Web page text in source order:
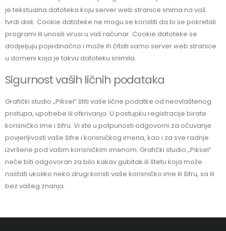
je tekstualna datoteka koju server web stranice snima na vaš
tvrdi disk. Cookie datoteke ne mogu se koristiti da bi se pokretali
programi ili unosili virusi u vaš računar. Cookie datoteke se
dodjeljuju pojedinačno i može ih čitati samo server web stranice
u domeni koja je takvu datoteku snimila.
Sigurnost vaših ličnih podataka
Grafički studio „Piksel“ štiti vaše lične podatke od neovlaštenog
pristupa, upotrebe ili otkrivanja. U postupku registracije birate
korisničko ime i šifru. Vi ste u potpunosti odgovorni za očuvanje
povjerljivosti vaše šifre i korisničkog imena, kao i za sve radnje
izvršene pod vašim korisničkim imenom. Grafički studio „Piksel“
neće biti odgovoran za bilo kakav gubitak ili štetu koja može
nastati ukoliko neko drugi koristi vaše korisničko ime ili šifru, sa ili
bez vašeg znanja.